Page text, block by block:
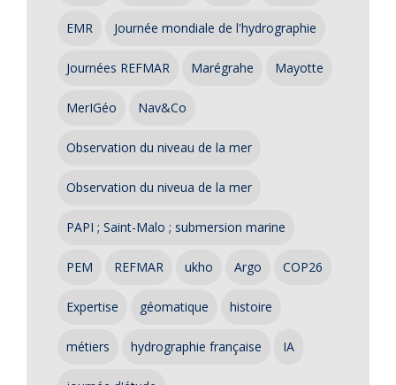
EMR Journée mondiale de l'hydrographie
Journées REFMAR Marégrahe Mayotte
MerIGéo Nav&Co
Observation du niveau de la mer
Observation du niveua de la mer
PAPI ; Saint-Malo ; submersion marine
PEM REFMAR ukho Argo COP26
Expertise géomatique histoire
métiers hydrographie française IA